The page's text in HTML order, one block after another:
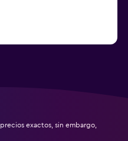
exactos, sin embargo,